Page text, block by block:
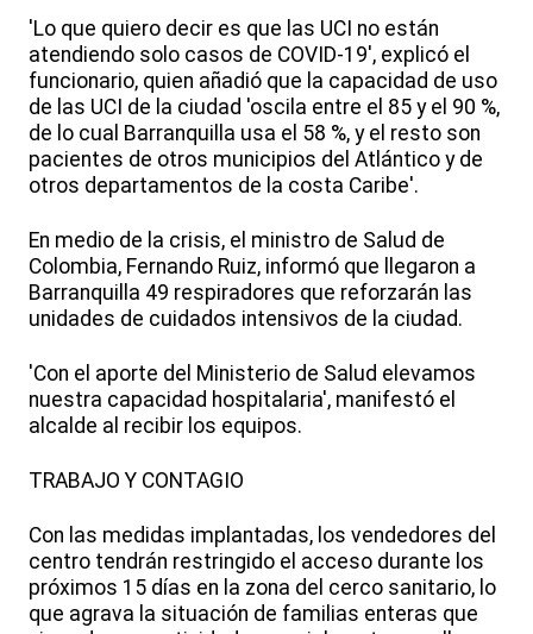
'Lo que quiero decir es que las UCI no están
atendiendo solo casos de COVID-19', explicó el
funcionario, quien añadió que la capacidad de uso
de las UCI de la ciudad 'oscila entre el 85 y el 90 %,
de lo cual Barranquilla usa el 58 %, y el resto son
pacientes de otros municipios del Atlántico y de
otros departamentos de la costa Caribe'.
En medio de la crisis, el ministro de Salud de
Colombia, Fernando Ruiz, informó que llegaron a
Barranquilla 49 respiradores que reforzarán las
unidades de cuidados intensivos de la ciudad.
'Con el aporte del Ministerio de Salud elevamos
nuestra capacidad hospitalaria', manifestó el
alcalde al recibir los equipos.
TRABAJO Y CONTAGIO
Con las medidas implantadas, los vendedores del
centro tendrán restringido el acceso durante los
próximos 15 días en la zona del cerco sanitario, lo
que agrava la situación de familias enteras que